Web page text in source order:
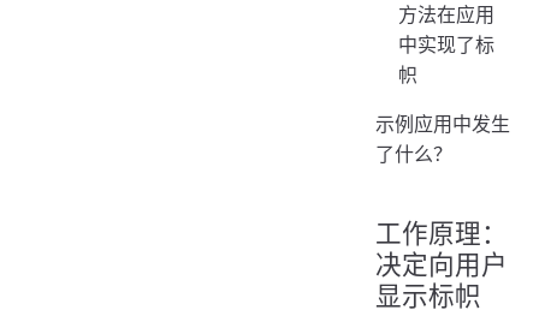
方法在应用
中实现了标
帜
示例应用中发生
了什么？
工作原理：
决定向用户
显示标帜